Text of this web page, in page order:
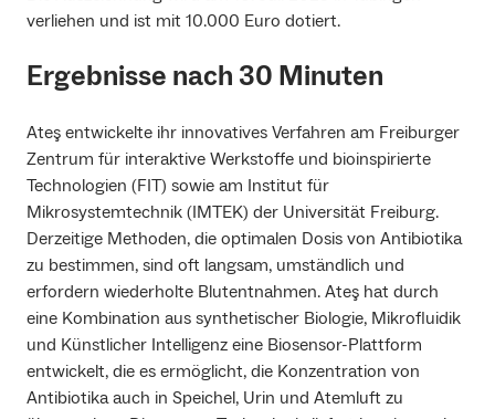
verliehen und ist mit 10.000 Euro dotiert.
Ergebnisse nach 30 Minuten
Ateş entwickelte ihr innovatives Verfahren am Freiburger
Zentrum für interaktive Werkstoffe und bioinspirierte
Technologien (FIT) sowie am Institut für
Mikrosystemtechnik (IMTEK) der Universität Freiburg.
Derzeitige Methoden, die optimalen Dosis von Antibiotika
zu bestimmen, sind oft langsam, umständlich und
erfordern wiederholte Blutentnahmen. Ateş hat durch
eine Kombination aus synthetischer Biologie, Mikrofluidik
und Künstlicher Intelligenz eine Biosensor-Plattform
entwickelt, die es ermöglicht, die Konzentration von
Antibiotika auch in Speichel, Urin und Atemluft zu